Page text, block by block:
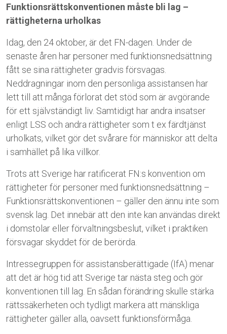
Funktionsrättskonventionen måste bli lag –
rättigheterna urholkas
Idag, den 24 oktober, är det FN-dagen. Under de
senaste åren har personer med funktionsnedsättning
fått se sina rättigheter gradvis försvagas.
Neddragningar inom den personliga assistansen har
lett till att många förlorat det stöd som är avgörande
för ett självständigt liv. Samtidigt har andra insatser
enligt LSS och andra rättigheter som t ex färdtjänst
urholkats, vilket gör det svårare för människor att delta
i samhället på lika villkor.
Trots att Sverige har ratificerat FN:s konvention om
rättigheter för personer med funktionsnedsättning –
Funktionsrättskonventionen – gäller den ännu inte som
svensk lag. Det innebär att den inte kan användas direkt
i domstolar eller förvaltningsbeslut, vilket i praktiken
försvagar skyddet för de berörda.
Intressegruppen för assistansberättigade (IfA) menar
att det är hög tid att Sverige tar nästa steg och gör
konventionen till lag. En sådan förändring skulle stärka
rättssäkerheten och tydligt markera att mänskliga
rättigheter gäller alla, oavsett funktionsförmåga.